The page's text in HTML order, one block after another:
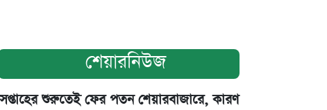
শেয়ারনিউজ
শুরুতেই ফের পতন শেয়ারবাজারে, কারণ